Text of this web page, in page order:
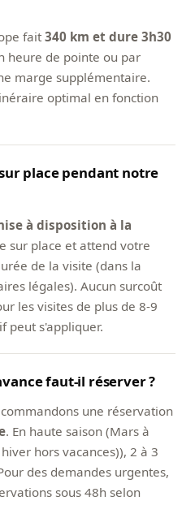
fait 340 km et dure 3h30
heure de pointe ou par
marge supplémentaire.
optimal en fonction
place pendant notre
à disposition à la
sur place et attend votre
de la visite (dans la
légales). Aucun surcoût
les visites de plus de 8-9
peut s'appliquer.
faut-il réserver ?
une réservation
. En haute saison (Mars à
hors vacances)), 2 à 3
des demandes urgentes,
sous 48h selon